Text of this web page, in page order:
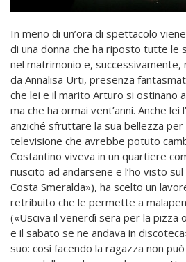
In meno di un’ora di spettacolo
di una donna che ha riposto tutte le
nel matrimonio e,
da Annalisa Urti, presenza
che lei e il marito Arturo si ostinano a
ma che ha ormai vent’anni. Anche lei
anziché sfruttare la sua bellezza per
televisione che avrebbe potuto
Costantino viveva in un quartiere
riuscito ad andarsene e l’ho visto
Costa Smeralda»), ha scelto un
retribuito che le permette a
(«Usciva il venerdì sera per la pizza
e il sabato se ne andava in
suo: così facendo la ragazza non